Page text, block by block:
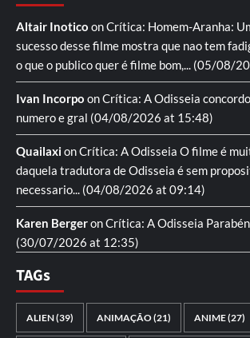
Altair Inotico onCrítica: Homem-Aranha:
sucesso desse filme mostra que nao tem
o que o publico quer é filme bom,... (05/08/
Ivan Incorpo onCrítica: A Odisseia
numero e gral (04/08/2026 at 15:48)
QuailaxionCrítica: A Odisseia O filme é
daquela tradutora de Odisseia é sem
necessario... (04/08/2026 at 09:14)
Karen BergeronCrítica: A Odisseia
(30/07/2026 at 12:35)
TAGs
ALIEN(39) ANIMAÇÃO(21) ANIME(27)